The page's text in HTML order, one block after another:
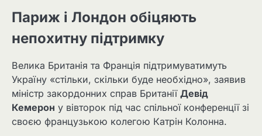
Париж і Лондон обіцяють
непохитну підтримку
Велика Британія та Франція підтримуватимуть
Україну «стільки, скільки буде необхідно», заявив
міністр закордонних справ Британії Девід
Кемерон у вівторок під час спільної конференції зі
своєю французькою колегою Катрін Колонна.